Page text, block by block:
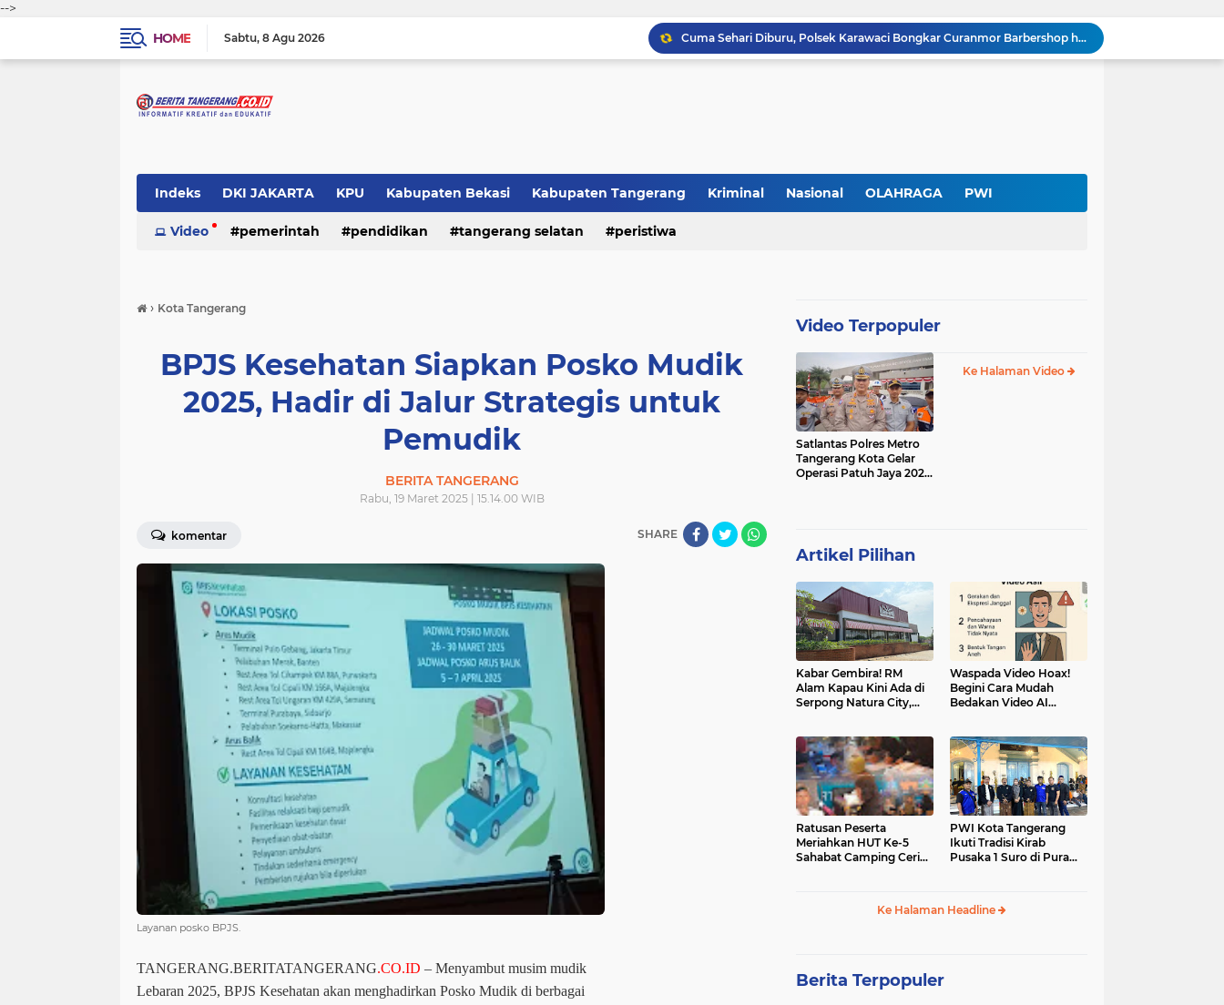
-->
HOME
Sabtu 8 Agu 2026
Cuma Sehari Diburu, Polsek Karawaci Bongkar Curanmor Barbershop hingga Jejak Penadah
PWI Kota Tangerang Serahkan SK ke Kesbangpol, Wawan Fauzi: Peran Media Bisa Berdampak Besar hingga Fatal
Soft Opening Warteg Kharisma Bahari Otentik 2, Hadirkan Menu Lezat dengan Harga Ramah di Kantong
Indeks DKI JAKARTA KPU Kabupaten Bekasi Kabupaten Tangerang Kriminal Nasional OLAHRAGA PWI
Pemerintah Pendidikan Polri peristiwa
Video pemerintah pendidikan tangerang selatan peristiwa
› Kota Tangerang
BPJS Kesehatan Siapkan Posko Mudik
2025, Hadir di Jalur Strategis untuk
Pemudik
BERITA TANGERANG
Rabu, 19 Maret 2025 | 15.14.00 WIB
komentar SHARE
Layanan posko BPJS.
TANGERANG.BERITATANGERANG.CO.ID – Menyambut musim mudik
Lebaran 2025, BPJS Kesehatan akan menghadirkan Posko Mudik di berbagai
Video Terpopuler
Satlantas Polres Metro
Tangerang Kota Gelar
Operasi Patuh Jaya 2025,
Ke Halaman Video
Artikel Pilihan
Kabar Gembira! RM
Alam Kapau Kini Ada di
Serpong Natura City,
Waspada Video Hoax!
Begini Cara Mudah
Bedakan Video AI
Ratusan Peserta
Meriahkan HUT Ke-5
Sahabat Camping Ceria,
PWI Kota Tangerang
Ikuti Tradisi Kirab
Pusaka 1 Suro di Pura
Ke Halaman Headline
Berita Terpopuler